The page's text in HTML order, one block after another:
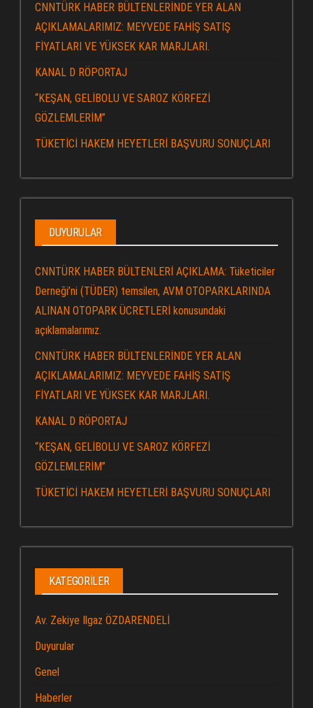
CNNTÜRK HABER BÜLTENLERİNDE YER ALAN
AÇIKLAMALARIMIZ: MEYVEDE FAHİŞ SATIŞ
FİYATLARI VE YÜKSEK KAR MARJLARI.
KANAL D RÖPORTAJ
“KEŞAN, GELİBOLU VE SAROZ KÖRFEZİ
GÖZLEMLERİM”
TÜKETİCİ HAKEM HEYETLERİ BAŞVURU SONUÇLARI
DUYURULAR
CNNTÜRK HABER BÜLTENLERİ AÇIKLAMA: Tüketiciler
Derneği’ni (TÜDER) temsilen, AVM OTOPARKLARINDA
ALINAN OTOPARK ÜCRETLERİ konusundaki
açıklamalarımız.
CNNTÜRK HABER BÜLTENLERİNDE YER ALAN
AÇIKLAMALARIMIZ: MEYVEDE FAHİŞ SATIŞ
FİYATLARI VE YÜKSEK KAR MARJLARI.
KANAL D RÖPORTAJ
“KEŞAN, GELİBOLU VE SAROZ KÖRFEZİ
GÖZLEMLERİM”
TÜKETİCİ HAKEM HEYETLERİ BAŞVURU SONUÇLARI
KATEGORILER
Av. Zekiye Ilgaz ÖZDARENDELİ
Duyurular
Genel
Haberler